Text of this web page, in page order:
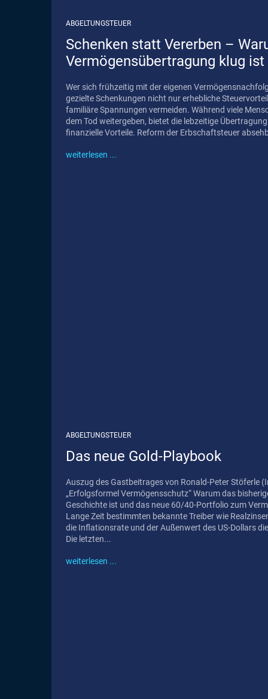
ABGELTUNGSTEUER
Schenken statt Vererben –
Vermögensübertragung klug ist
Wer sich frühzeitig mit der eigenen
gezielte Schenkungen nicht nur erhebliche
familiäre Spannungen vermeiden. Während viele
dem Tod weitergeben, bietet die lebzeitige
finanzielle Vorteile. Reform der Erbschaftsteuer
weiterlesen ...
ABGELTUNGSTEUER
Das neue Gold-Playbook
Auszug des Gastbeitrages von Ronald-Peter Stöferle
„Erfolgsformel Vermögensschutz“ Warum das bisherige 60/40-Portfolio
Geschichte ist und das neue 60/40-Portfolio zum
Lange Zeit bestimmten bekannte Treiber wie
die Inflationsrate und der Außenwert des US-Dollars
Die letzten...
weiterlesen ...